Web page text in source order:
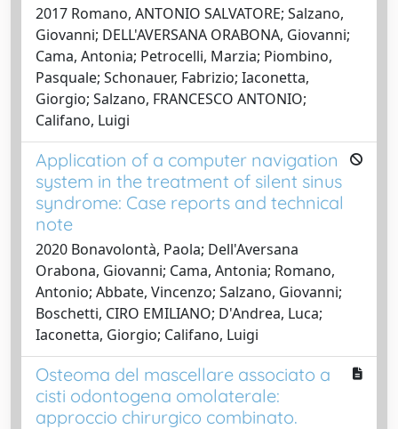
2017 Romano, ANTONIO SALVATORE; Salzano,
Giovanni; DELL'AVERSANA ORABONA, Giovanni;
Cama, Antonia; Petrocelli, Marzia; Piombino,
Pasquale; Schonauer, Fabrizio; Iaconetta,
Giorgio; Salzano, FRANCESCO ANTONIO;
Califano, Luigi
Application of a computer navigation
system in the treatment of silent sinus
syndrome: Case reports and technical
note
2020 Bonavolontà, Paola; Dell'Aversana
Orabona, Giovanni; Cama, Antonia; Romano,
Antonio; Abbate, Vincenzo; Salzano, Giovanni;
Boschetti, CIRO EMILIANO; D'Andrea, Luca;
Iaconetta, Giorgio; Califano, Luigi
Osteoma del mascellare associato a
cisti odontogena omolaterale:
approccio chirurgico combinato.